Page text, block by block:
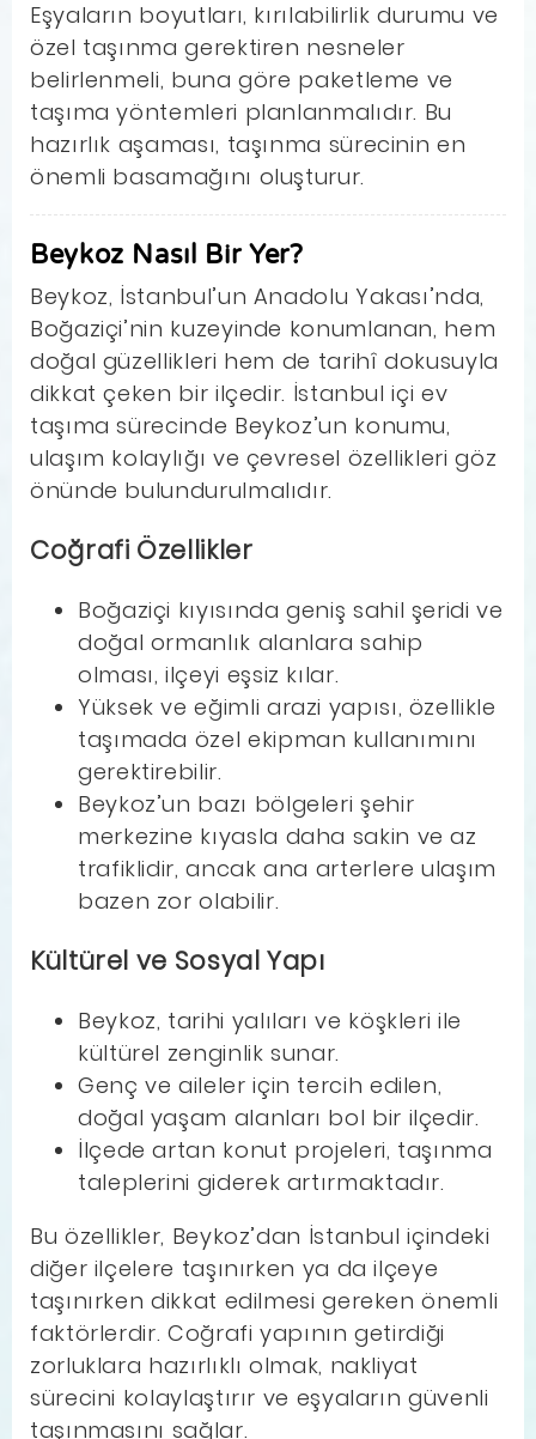
Eşyaların boyutları, kırılabilirlik durumu ve
özel taşınma gerektiren nesneler
belirlenmeli, buna göre paketleme ve
taşıma yöntemleri planlanmalıdır. Bu
hazırlık aşaması, taşınma sürecinin en
önemli basamağını oluşturur.
Beykoz Nasıl Bir Yer?
Beykoz, İstanbul’un Anadolu Yakası’nda,
Boğaziçi’nin kuzeyinde konumlanan, hem
doğal güzellikleri hem de tarihî dokusuyla
dikkat çeken bir ilçedir. İstanbul içi ev
taşıma sürecinde Beykoz’un konumu,
ulaşım kolaylığı ve çevresel özellikleri göz
önünde bulundurulmalıdır.
Coğrafi Özellikler
Boğaziçi kıyısında geniş sahil şeridi ve
doğal ormanlık alanlara sahip
olması, ilçeyi eşsiz kılar.
Yüksek ve eğimli arazi yapısı, özellikle
taşımada özel ekipman kullanımını
gerektirebilir.
Beykoz’un bazı bölgeleri şehir
merkezine kıyasla daha sakin ve az
trafiklidir, ancak ana arterlere ulaşım
bazen zor olabilir.
Kültürel ve Sosyal Yapı
Beykoz, tarihi yalıları ve köşkleri ile
kültürel zenginlik sunar.
Genç ve aileler için tercih edilen,
doğal yaşam alanları bol bir ilçedir.
İlçede artan konut projeleri, taşınma
taleplerini giderek artırmaktadır.
Bu özellikler, Beykoz’dan İstanbul içindeki
diğer ilçelere taşınırken ya da ilçeye
taşınırken dikkat edilmesi gereken önemli
faktörlerdir. Coğrafi yapının getirdiği
zorluklara hazırlıklı olmak, nakliyat
sürecini kolaylaştırır ve eşyaların güvenli
taşınmasını sağlar.